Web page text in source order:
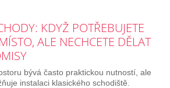
KDYŽ POTŘEBUJETE
ALE NECHCETE DĚLAT
bývá často praktickou nutností, ale
instalaci klasického schodiště.